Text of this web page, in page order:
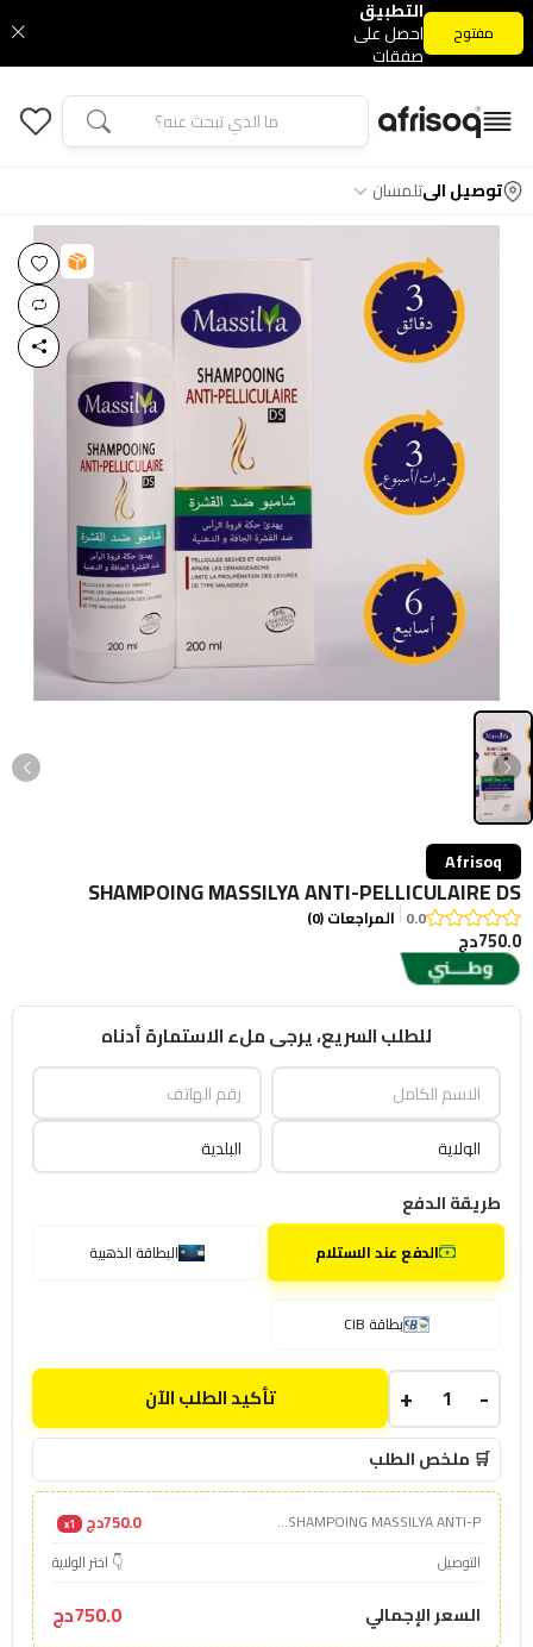
التطبيق
احصل على
صفقات
الحصرية
مفتوح
توصيل الىتلمسان
Afrisoq
SHAMPOING MASSILYA ANTI-PELLICULAIRE DS
0.0 المراجعات (0)
750.0دج
للطلب السريع، يرجى ملء الاستمارة أدناه
طريقة الدفع
الدفع عند الاستلام البطاقة الذهبية
بطاقة CIB
-
+ تأكيد الطلب الآن
🛒 ملخص الطلب
750.0دج x1
SHAMPOING MASSILYA ANTI-P...
👇 اختر الولاية
التوصيل
750.0دج السعر الإجمالي